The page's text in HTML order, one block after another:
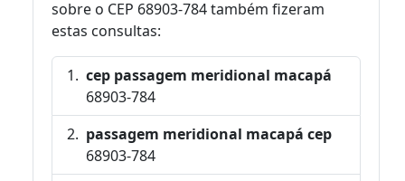
sobre o CEP 68903-784 também fizeram
estas consultas:
cep passagem meridional macapá
68903-784
passagem meridional macapá cep
68903-784